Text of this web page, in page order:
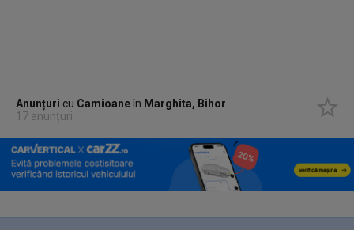
Anunțuri cu Camioaneîn Marghita, Bihor
17 anunțuri